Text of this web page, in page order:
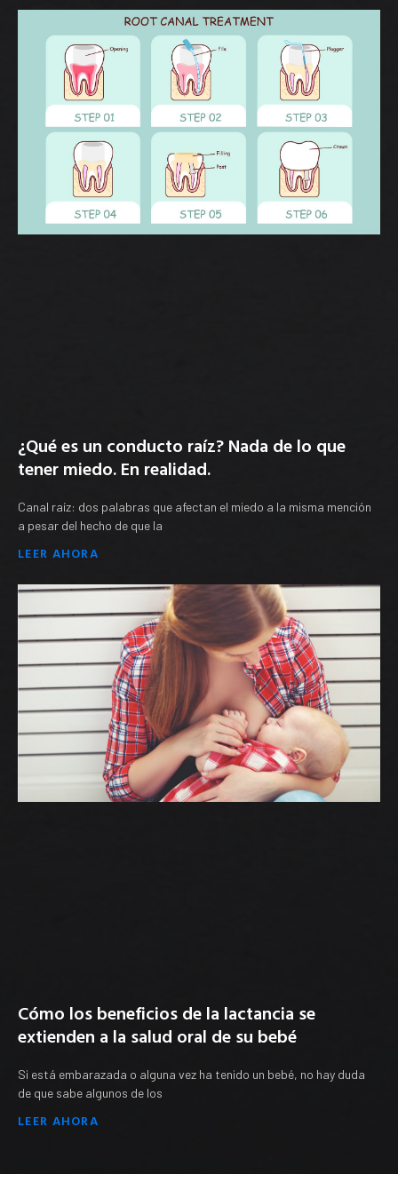
¿Qué es un conducto raíz? Nada de lo que
tener miedo. En realidad.
Canal raíz: dos palabras que afectan el miedo a la misma mención
a pesar del hecho de que la
LEER AHORA
Cómo los beneficios de la lactancia se
extienden a la salud oral de su bebé
Si está embarazada o alguna vez ha tenido un bebé, no hay duda
de que sabe algunos de los
LEER AHORA